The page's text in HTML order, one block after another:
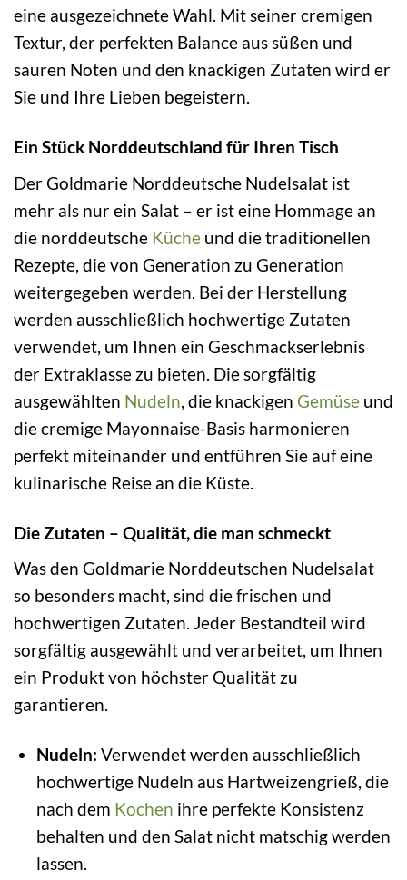
eine ausgezeichnete Wahl. Mit seiner cremigen
Textur, der perfekten Balance aus süßen und
sauren Noten und den knackigen Zutaten wird er
Sie und Ihre Lieben begeistern.
Ein Stück Norddeutschland für Ihren Tisch
Der Goldmarie Norddeutsche Nudelsalat ist
mehr als nur ein Salat – er ist eine Hommage an
die norddeutsche Küche und die traditionellen
Rezepte, die von Generation zu Generation
weitergegeben werden. Bei der Herstellung
werden ausschließlich hochwertige Zutaten
verwendet, um Ihnen ein Geschmackserlebnis
der Extraklasse zu bieten. Die sorgfältig
ausgewählten Nudeln , die knackigen Gemüse und
die cremige Mayonnaise-Basis harmonieren
perfekt miteinander und entführen Sie auf eine
kulinarische Reise an die Küste.
Die Zutaten – Qualität, die man schmeckt
Was den Goldmarie Norddeutschen Nudelsalat
so besonders macht, sind die frischen und
hochwertigen Zutaten. Jeder Bestandteil wird
sorgfältig ausgewählt und verarbeitet, um Ihnen
ein Produkt von höchster Qualität zu
garantieren.
Nudeln: Verwendet werden ausschließlich
hochwertige Nudeln aus Hartweizengrieß, die
nach dem Kochen ihre perfekte Konsistenz
behalten und den Salat nicht matschig werden
lassen.